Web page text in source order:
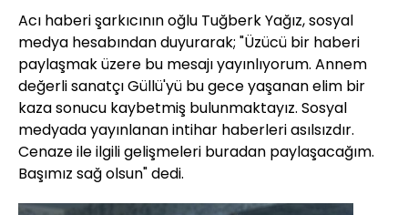
Acı haberi şarkıcının oğlu Tuğberk Yağız, sosyal
medya hesabından duyurarak; "Üzücü bir haberi
paylaşmak üzere bu mesajı yayınlıyorum. Annem
değerli sanatçı Güllü'yü bu gece yaşanan elim bir
kaza sonucu kaybetmiş bulunmaktayız. Sosyal
medyada yayınlanan intihar haberleri asılsızdır.
Cenaze ile ilgili gelişmeleri buradan paylaşacağım.
Başımız sağ olsun" dedi.